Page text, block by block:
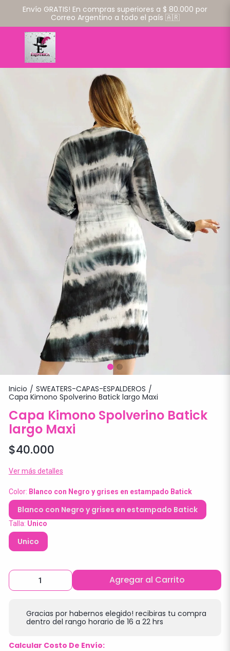
Envío GRATIS! En compras superiores a $ 80.000 por
Correo Argentino a todo el país 🇦🇷
Inicio / SWEATERS-CAPAS-ESPALDEROS /
Capa Kimono Spolverino Batick largo Maxi
Capa Kimono Spolverino Batick
largo Maxi
$40.000
Ver más detalles
Color: Blanco con Negro y grises en estampado Batick
Blanco con Negro y grises en estampado Batick
Talla: Unico
Unico
Agregar al Carrito
Gracias por habernos elegido! recibiras tu compra
dentro del rango horario de 16 a 22 hrs
Calcular Costo De Envío: